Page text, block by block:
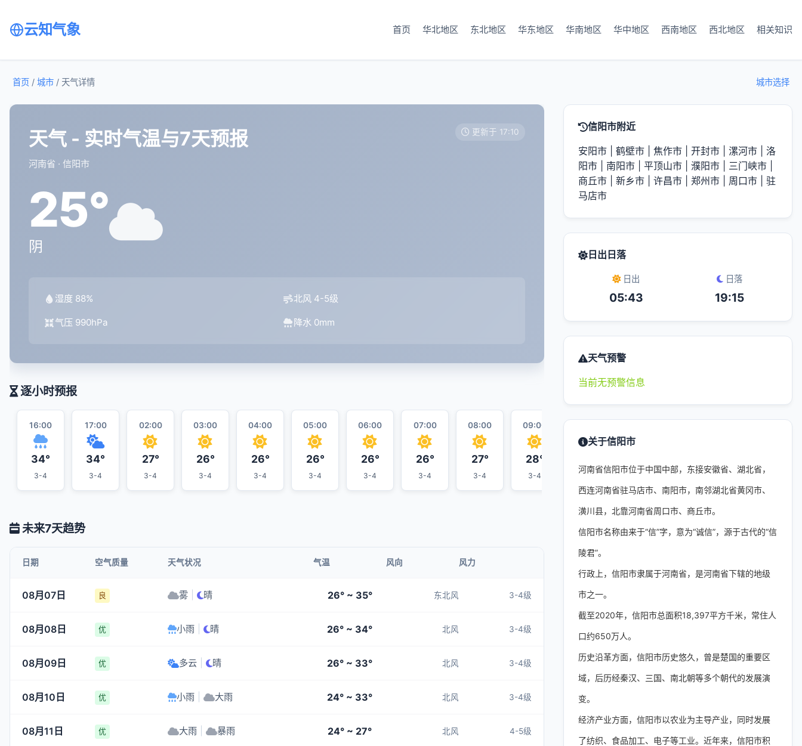
云知气象 首页 华北地区 东北地区 华东地区 华南地区 华中地区 西南地区 西北地区 相关知识
城市选择
首页 / 城市 / 天气详情
天气 - 实时气温与7天预报
河南省 · 信阳市
更新于 17:10
25°
阴
湿度 88% 北风 4-5级
气压 990hPa 降水 0mm
逐小时预报
16:00
34°
3-4
17:00
34°
3-4
02:00
27°
3-4
03:00
26°
3-4
04:00
26°
3-4
05:00
26°
3-4
06:00
26°
3-4
07:00
26°
3-4
08:00
27°
3-4
09:00
28°
3-4 3-4 3-4 3-4 3-4
未来7天趋势
日期 空气质量 天气状况 气温 风向 风力
08月07日 良 雾 晴 26° ~ 35° 东北风 3-4级
08月08日 优 小雨 晴 26° ~ 34° 北风 3-4级
08月09日 优 多云 晴 26° ~ 33° 北风 3-4级
08月10日 优 小雨 大雨 24° ~ 33° 北风 3-4级
08月11日 优 大雨 暴雨 24° ~ 27° 北风 4-5级
信阳市附近
安阳市 鹤壁市 焦作市 开封市 漯河市
洛
阳市
南阳市 平顶山市 濮阳市 三门峡市
商丘市
新乡市 许昌市 郑州市 周口市
驻
马店市
日出日落
日出
05:43
日落
19:15
天气预警
当前无预警信息
关于信阳市
河南省信阳市位于中国中部，东接安徽省、湖北省，
西连河南省驻马店市、南阳市，南邻湖北省黄冈市、
潢川县，北靠河南省周口市、商丘市。
信阳市名称由来于“信”字，意为“诚信”，源于古代的“信
陵君”。
行政上，信阳市隶属于河南省，是河南省下辖的地级
市之一。
截至2020年，信阳市总面积18,397平方千米，常住人
口约650万人。
历史沿革方面，信阳市历史悠久，曾是楚国的重要区
域，后历经秦汉、三国、南北朝等多个朝代的发展演
变。
经济产业方面，信阳市以农业为主导产业，同时发展
了纺织、食品加工、电子等工业。近年来，信阳市积